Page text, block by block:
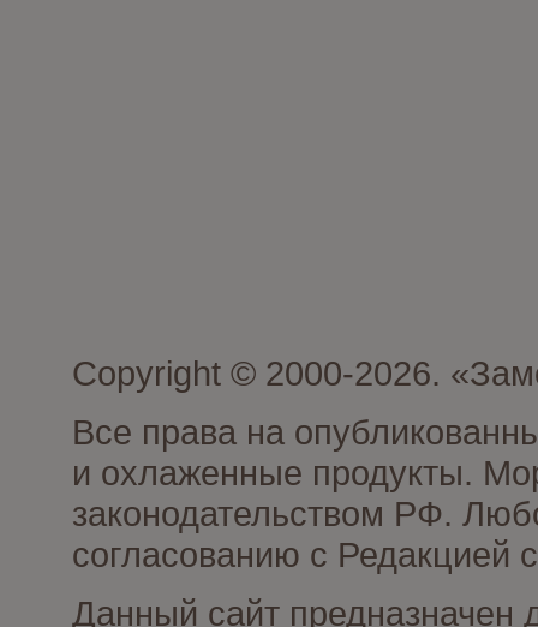
Copyright © 2000-2026.
Все права на
и охлаженные продукты.
законодательством РФ.
согласованию с Редакцией
Данный сайт предназначен